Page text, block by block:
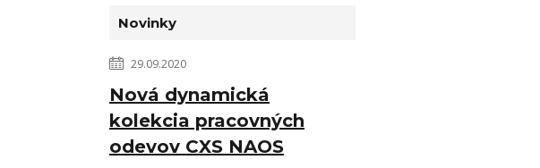
Novinky
29.09.2020
Nová dynamická
kolekcia pracovných
odevov CXS NAOS